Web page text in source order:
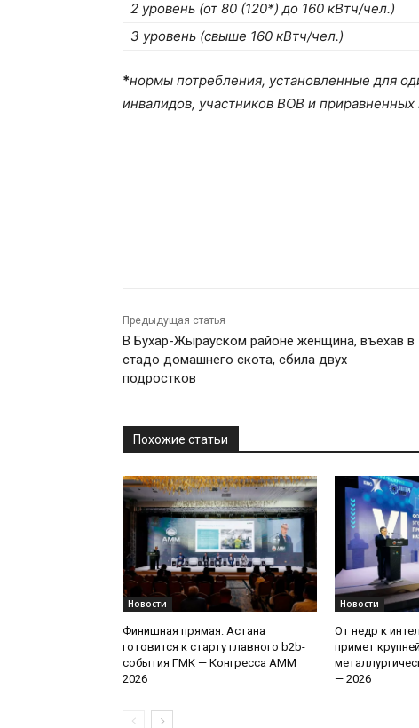
2 уровень (от 80 (120*) до 160 кВтч/чел.)
3 уровень (свыше 160 кВтч/чел.)
*нормы потребления, установленные для
инвалидов, участников ВОВ и
Предыдущая статья
В Бухар-Жырауском районе женщина, въехав в
стадо домашнего скота, сбила двух
подростков
Похожие статьи
Новости
Финишная прямая: Астана
готовится к старту главного b2b-
события ГМК — Конгресса AMM
2026
Новости
От недр к
примет
— 2026